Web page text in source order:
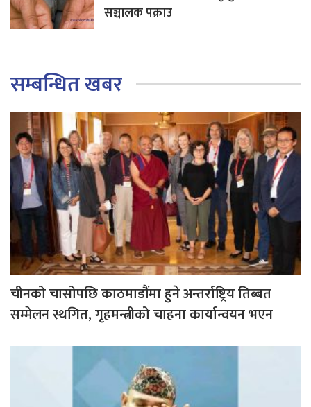
सञ्चालक पक्राउ
सम्बन्धित खबर
चीनको चासोपछि काठमाडौंमा हुने अन्तर्राष्ट्रिय तिब्बत
सम्मेलन स्थगित, गृहमन्त्रीको चाहना कार्यान्वयन भएन